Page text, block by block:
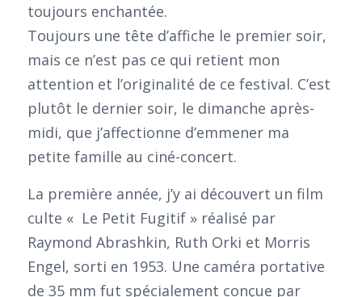
toujours enchantée.
Toujours une tête d’affiche le premier soir,
mais ce n’est pas ce qui retient mon
attention et l’originalité de ce festival. C’est
plutôt le dernier soir, le dimanche après-
midi, que j’affectionne d’emmener ma
petite famille au ciné-concert.
La première année, j’y ai découvert un film
culte « Le Petit Fugitif » réalisé par
Raymond Abrashkin, Ruth Orki et Morris
Engel, sorti en 1953. Une caméra portative
de 35 mm fut spécialement conçue par